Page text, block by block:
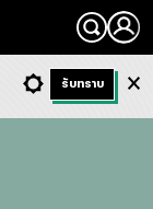
Search
Dark ฟังข่าว
รับทราบ